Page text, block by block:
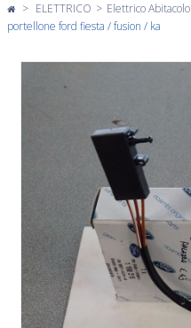
> ELETTRICO > Elettrico Abitacolo
portellone ford fiesta / fusion / ka